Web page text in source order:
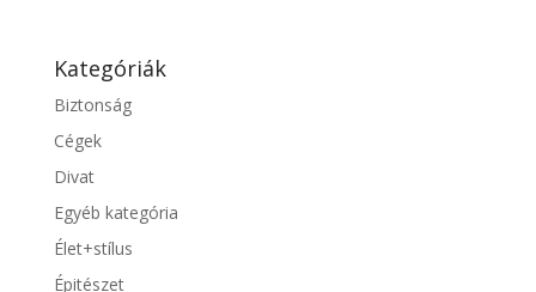
Kategóriák
Biztonság
Cégek
Divat
Egyéb kategória
Élet+stílus
Épitészet